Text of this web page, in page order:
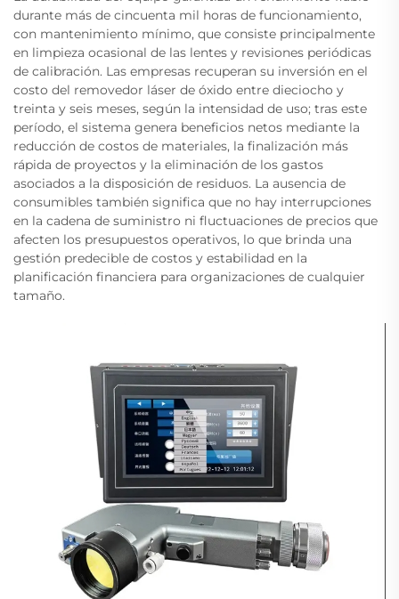
durante más de cincuenta mil horas de funcionamiento,
con mantenimiento mínimo, que consiste principalmente
en limpieza ocasional de las lentes y revisiones periódicas
de calibración. Las empresas recuperan su inversión en el
costo del removedor láser de óxido entre dieciocho y
treinta y seis meses, según la intensidad de uso; tras este
período, el sistema genera beneficios netos mediante la
reducción de costos de materiales, la finalización más
rápida de proyectos y la eliminación de los gastos
asociados a la disposición de residuos. La ausencia de
consumibles también significa que no hay interrupciones
en la cadena de suministro ni fluctuaciones de precios que
afecten los presupuestos operativos, lo que brinda una
gestión predecible de costos y estabilidad en la
planificación financiera para organizaciones de cualquier
tamaño.